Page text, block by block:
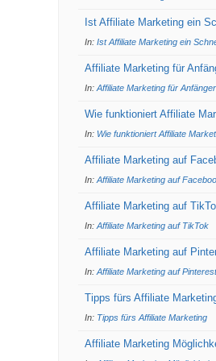
Ist Affiliate Marketing ein
In: Ist Affiliate Marketing ein
Affiliate Marketing für
In: Affiliate Marketing für Anfänger
Wie funktioniert Affiliate
In: Wie funktioniert Affiliate
Affiliate Marketing auf
In: Affiliate Marketing auf
Affiliate Marketing auf
In: Affiliate Marketing auf TikTok
Affiliate Marketing auf
In: Affiliate Marketing auf Pinterest
Tipps fürs Affiliate
In: Tipps fürs Affiliate Marketing
Affiliate Marketing